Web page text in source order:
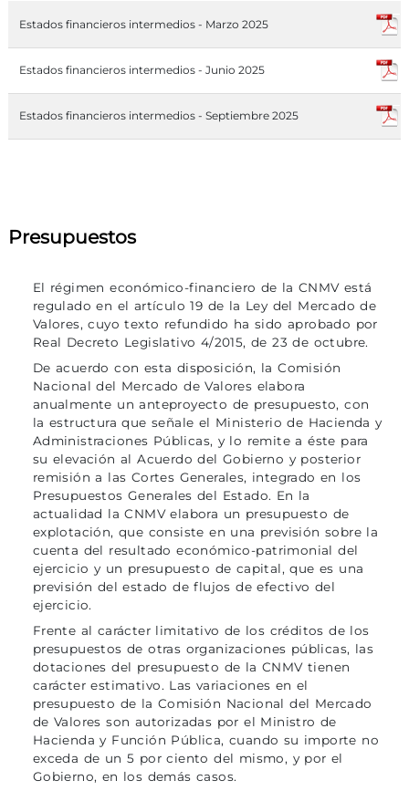
Estados financieros intermedios - Marzo 2025
Estados financieros intermedios - Junio 2025
Estados financieros intermedios - Septiembre 2025
Presupuestos
El régimen económico-financiero de la CNMV está
regulado en el artículo 19 de la Ley del Mercado de
Valores, cuyo texto refundido ha sido aprobado por
Real Decreto Legislativo 4/2015, de 23 de octubre.
De acuerdo con esta disposición, la Comisión
Nacional del Mercado de Valores elabora
anualmente un anteproyecto de presupuesto, con
la estructura que señale el Ministerio de Hacienda y
Administraciones Públicas, y lo remite a éste para
su elevación al Acuerdo del Gobierno y posterior
remisión a las Cortes Generales, integrado en los
Presupuestos Generales del Estado. En la
actualidad la CNMV elabora un presupuesto de
explotación, que consiste en una previsión sobre la
cuenta del resultado económico-patrimonial del
ejercicio y un presupuesto de capital, que es una
previsión del estado de flujos de efectivo del
ejercicio.
Frente al carácter limitativo de los créditos de los
presupuestos de otras organizaciones públicas, las
dotaciones del presupuesto de la CNMV tienen
carácter estimativo. Las variaciones en el
presupuesto de la Comisión Nacional del Mercado
de Valores son autorizadas por el Ministro de
Hacienda y Función Pública, cuando su importe no
exceda de un 5 por ciento del mismo, y por el
Gobierno, en los demás casos.